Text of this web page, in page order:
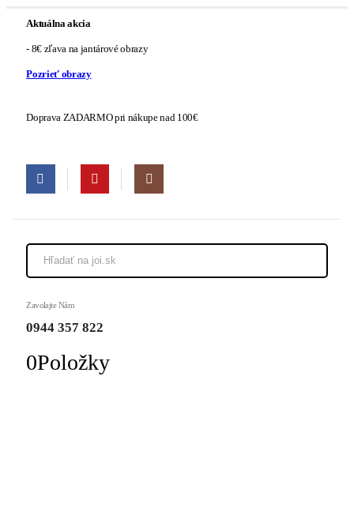
Aktuálna akcia
- 8€ zľava na jantárové obrazy
Pozrieť obrazy
Doprava ZADARMO pri nákupe nad 100€
Zavolajte Nám
0944 357 822
0Položky